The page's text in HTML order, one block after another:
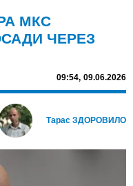
МКС
ЧЕРЕЗ
09:54, 09.06.2026
Тарас ЗДОРОВИЛО